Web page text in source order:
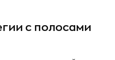
с полосами